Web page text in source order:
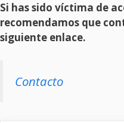
Si has sido víctima de
recomendamos que
siguiente enlace.
Contacto